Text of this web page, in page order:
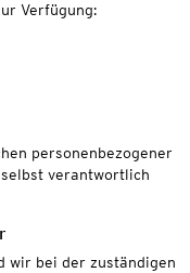
Verfügung:
personenbezogener
verantwortlich
wir bei der zuständigen